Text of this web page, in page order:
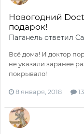
Новогодний
подарок!
Паганель ответил
Всё дома! И доктор
не указали заранее
покрывало!
8 января, 2018